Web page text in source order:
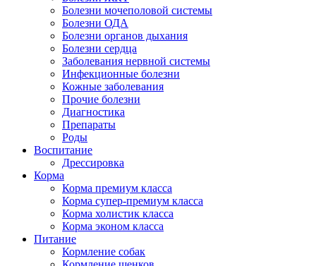
Болезни мочеполовой системы
Болезни ОДА
Болезни органов дыхания
Болезни сердца
Заболевания нервной системы
Инфекционные болезни
Кожные заболевания
Прочие болезни
Диагностика
Препараты
Роды
Воспитание
Дрессировка
Корма
Корма премиум класса
Корма супер-премиум класса
Корма холистик класса
Корма эконом класса
Питание
Кормление собак